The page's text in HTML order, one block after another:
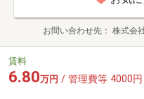
お問い合わせ先 株式会
賃料
6.80万円 / 管理費等 4000円